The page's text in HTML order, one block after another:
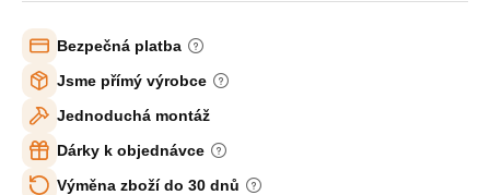
Bezpečná platba
Jsme přímý výrobce
Jednoduchá montáž
Dárky k objednávce
Výměna zboží do 30 dnů